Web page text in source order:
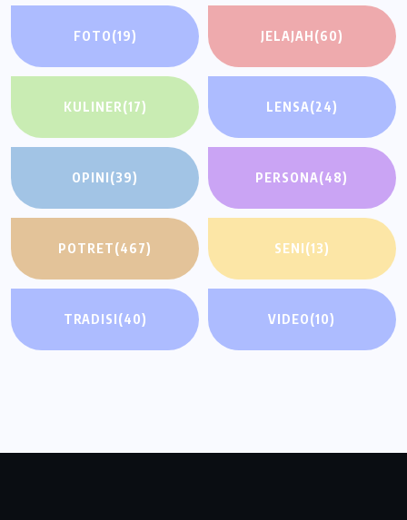
FOTO(19) JELAJAH(60)
KULINER(17) LENSA(24)
OPINI(39) PERSONA(48)
POTRET(467) SENI(13)
TRADISI(40) VIDEO(10)